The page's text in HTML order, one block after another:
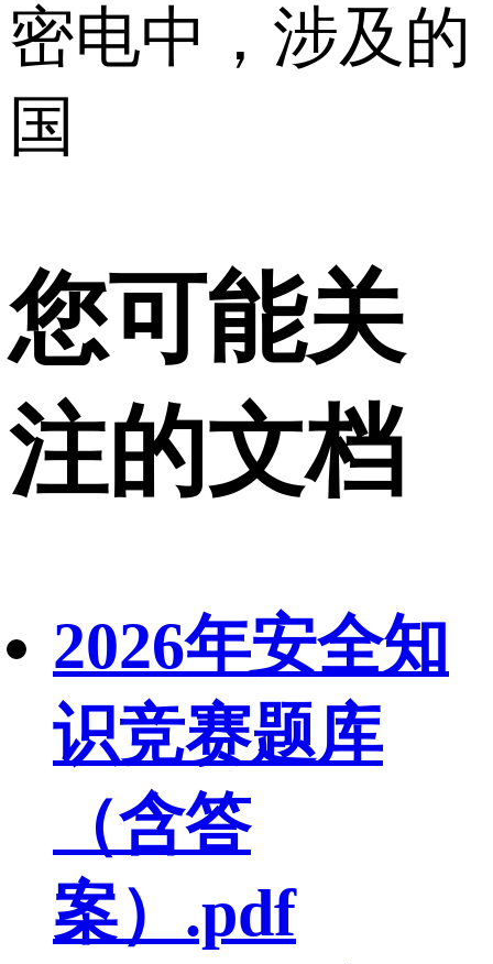
密电中，涉及的
国
您可能关
注的文档
2026年安全知
识竞赛题库
（含答
案）.pdf